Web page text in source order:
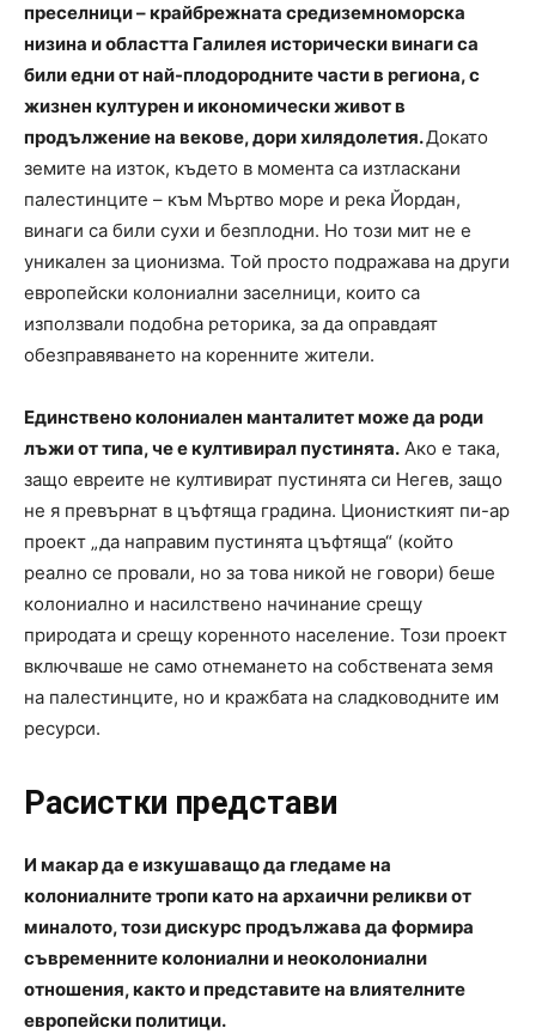
преселници – крайбрежната средиземноморска
низина и областта Галилея исторически винаги са
били едни от най-плодородните части в региона, с
жизнен културен и икономически живот в
продължение на векове, дори хилядолетия.Докато
земите на изток, където в момента са изтласкани
палестинците – към Мъртво море и река Йордан,
винаги са били сухи и безплодни. Но този мит не е
уникален за ционизма. Той просто подражава на други
европейски колониални заселници, които са
използвали подобна реторика, за да оправдаят
обезправяването на коренните жители.
Единствено колониален манталитет може да роди
лъжи от типа, че е култивирал пустинята. Ако е така,
защо евреите не култивират пустинята си Негев, защо
не я превърнат в цъфтяща градина. Ционисткият пи-ар
проект „да направим пустинята цъфтяща“ (който
реално се провали, но за това никой не говори) беше
колониално и насилствено начинание срещу
природата и срещу коренното население. Този проект
включваше не само отнемането на собствената земя
на палестинците, но и кражбата на сладководните им
ресурси.
Расистки представи
И макар да е изкушаващо да гледаме на
колониалните тропи като на архаични реликви от
миналото, този дискурс продължава да формира
съвременните колониални и неоколониални
отношения, както и представите на влиятелните
европейски политици.